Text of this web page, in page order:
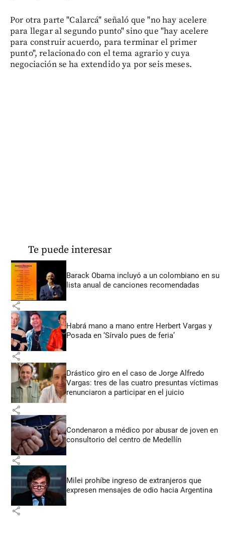
Por otra parte "Calarcá" señaló que "no hay acelere
para llegar al segundo punto" sino que "hay acelere
para construir acuerdo, para terminar el primer
punto", relacionado con el tema agrario y cuya
negociación se ha extendido ya por seis meses.
Te puede interesar
Barack Obama incluyó a un colombiano en su
lista anual de canciones recomendadas
share
Habrá mano a mano entre Herbert Vargas y
Posada en ‘Sírvalo pues de feria’
share
Drástico giro en el caso de Jorge Alfredo
Vargas: tres de las cuatro presuntas víctimas
renunciaron a participar en el juicio
share
Condenaron a médico por abusar de joven en
consultorio del centro de Medellín
share
Milei prohíbe ingreso de extranjeros que
expresen mensajes de odio hacia Argentina
share